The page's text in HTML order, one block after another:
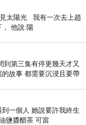
太陽光 我有一次去上趙
， 他說:陽
第三集有停更幾天才又
故事 都需要沉浸且要帶
一個人 她說要許我終生
鹽醬醋茶 可當